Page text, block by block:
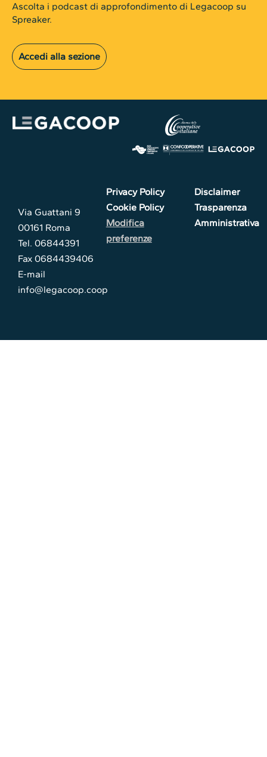
Ascolta i podcast di approfondimento di Legacoop su
Spreaker.
Accedi alla sezione
Via Guattani 9
00161 Roma
Tel. 06844391
Fax 0684439406
E-mail
info@legacoop.coop
Privacy Policy
Cookie Policy
Modifica
preferenze
Disclaimer
Trasparenza
Amministrativa